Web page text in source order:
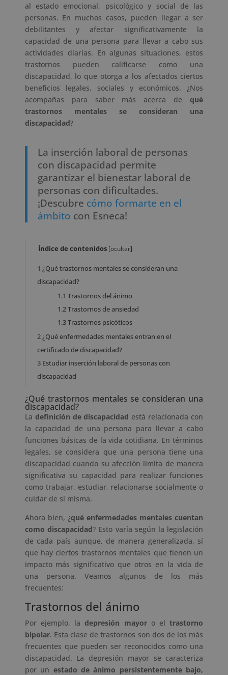
al estado emocional, psicológico y social de las
personas. En muchos casos, pueden llegar a ser
debilitantes y afectar significativamente la
capacidad de una persona para llevar a cabo sus
actividades diarias. En algunas situaciones, estos
trastornos pueden calificarse como una
discapacidad, lo que otorga a los afectados ciertos
beneficios legales, sociales y económicos. ¿Nos
acompañas para saber más acerca dequé
trastornos mentales se consideran una
discapacidad?
La inserción laboral de personas
con discapacidad permite
garantizar el bienestar laboral de
personas con dificultades.
¡Descubre cómo formarte en el
ámbito con Esneca!
Índice de contenidos [ocultar]
1 ¿Qué trastornos mentales se consideran una
discapacidad?
1.1 Trastornos del ánimo
1.2Trastornos de ansiedad
1.3Trastornos psicóticos
2¿Qué enfermedades mentales entran en el
certificado de discapacidad?
3Estudiar inserción laboral de personas con
discapacidad
¿Qué trastornos mentales se consideran una
discapacidad?
La definición de discapacidad está relacionada con
la capacidad de una persona para llevar a cabo
funciones básicas de la vida cotidiana. En términos
legales, se considera que una persona tiene una
discapacidad cuando su afección limita de manera
significativa su capacidad para realizar funciones
como trabajar, estudiar, relacionarse socialmente o
cuidar de sí misma.
Ahora bien, ¿qué enfermedades mentales cuentan
como discapacidad? Esto varía según la legislación
de cada país aunque, de manera generalizada, sí
que hay ciertos trastornos mentales que tienen un
impacto más significativo que otros en la vida de
una persona. Veamos algunos de los más
frecuentes:
Trastornos del ánimo
Por ejemplo, ladepresión mayoro eltrastorno
bipolar. Esta clase de trastornos son dos de los más
frecuentes que pueden ser reconocidos como una
discapacidad. La depresión mayor se caracteriza
por un estado de ánimo persistentemente bajo,